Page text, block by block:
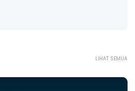
LIHAT SEMUA